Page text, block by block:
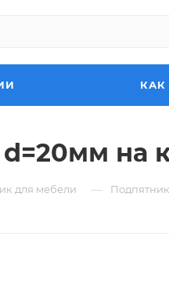
КАК
на
для мебели —